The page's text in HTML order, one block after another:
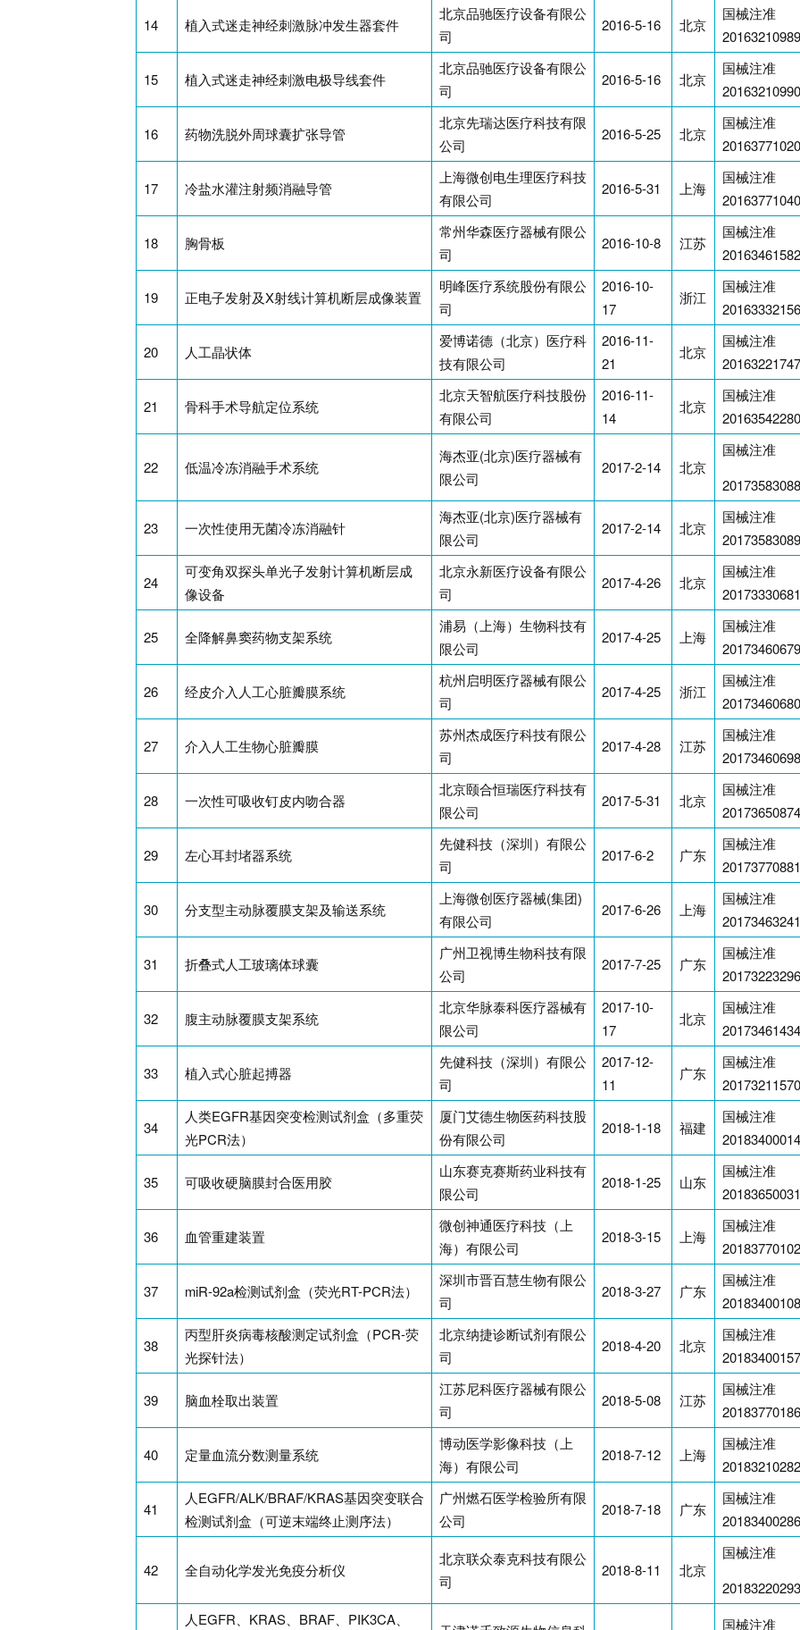
14 植入式迷走神经刺激脉冲发生器套件
北京品驰医疗设备有限公
司
2016-5-16 北京
国械注准
20163210989
15 植入式迷走神经刺激电极导线套件
北京品驰医疗设备有限公
司
2016-5-16 北京
国械注准
20163210990
16 药物洗脱外周球囊扩张导管
北京先瑞达医疗科技有限
公司
2016-5-25 北京
国械注准
20163771020
17 冷盐水灌注射频消融导管
上海微创电生理医疗科技
有限公司
2016-5-31 上海
国械注准
20163771040
18 胸骨板
常州华森医疗器械有限公
司
2016-10-8 江苏
国械注准
20163461582
19 正电子发射及X射线计算机断层成像装置
明峰医疗系统股份有限公
司
2016-10-
17
浙江
国械注准
20163332156
20 人工晶状体
爱博诺德（北京）医疗科
技有限公司
2016-11-
21
北京
国械注准
20163221747
21 骨科手术导航定位系统
北京天智航医疗科技股份
有限公司
2016-11-
14
北京
国械注准
20163542280
22 低温冷冻消融手术系统
海杰亚(北京)医疗器械有
限公司
2017-2-14 北京
国械注准
20173583088
23 一次性使用无菌冷冻消融针
海杰亚(北京)医疗器械有
限公司
2017-2-14 北京
国械注准
20173583089
24
可变角双探头单光子发射计算机断层成
像设备
北京永新医疗设备有限公
司
2017-4-26 北京
国械注准
20173330681
25 全降解鼻窦药物支架系统
浦易（上海）生物科技有
限公司
2017-4-25 上海
国械注准
20173460679
26 经皮介入人工心脏瓣膜系统
杭州启明医疗器械有限公
司
2017-4-25 浙江
国械注准
20173460680
27 介入人工生物心脏瓣膜
苏州杰成医疗科技有限公
司
2017-4-28 江苏
国械注准
20173460698
28 一次性可吸收钉皮内吻合器
北京颐合恒瑞医疗科技有
限公司
2017-5-31 北京
国械注准
20173650874
29 左心耳封堵器系统
先健科技（深圳）有限公
司
2017-6-2 广东
国械注准
20173770881
30 分支型主动脉覆膜支架及输送系统
上海微创医疗器械(集团)
有限公司
2017-6-26 上海
国械注准
20173463241
31 折叠式人工玻璃体球囊
广州卫视博生物科技有限
公司
2017-7-25 广东
国械注准
20173223296
32 腹主动脉覆膜支架系统
北京华脉泰科医疗器械有
限公司
2017-10-
17
北京
国械注准
20173461434
33 植入式心脏起搏器
先健科技（深圳）有限公
司
2017-12-
11
广东
国械注准
20173211570
34
人类EGFR基因突变检测试剂盒（多重荧
光PCR法）
厦门艾德生物医药科技股
份有限公司
2018-1-18 福建
国械注准
20183400014
35 可吸收硬脑膜封合医用胶
山东赛克赛斯药业科技有
限公司
2018-1-25 山东
国械注准
20183650031
36 血管重建装置
微创神通医疗科技（上
海）有限公司
2018-3-15 上海
国械注准
20183770102
37 miR-92a检测试剂盒（荧光RT-PCR法）
深圳市晋百慧生物有限公
司
2018-3-27 广东
国械注准
20183400108
38
丙型肝炎病毒核酸测定试剂盒（PCR-荧
光探针法）
北京纳捷诊断试剂有限公
司
2018-4-20 北京
国械注准
20183400157
39 脑血栓取出装置
江苏尼科医疗器械有限公
司
2018-5-08 江苏
国械注准
20183770186
40 定量血流分数测量系统
博动医学影像科技（上
海）有限公司
2018-7-12 上海
国械注准
20183210282
41
人EGFR/ALK/BRAF/KRAS基因突变联合
检测试剂盒（可逆末端终止测序法）
广州燃石医学检验所有限
公司
2018-7-18 广东
国械注准
20183400286
42 全自动化学发光免疫分析仪
北京联众泰克科技有限公
司
2018-8-11 北京
国械注准
20183220293
人EGFR、KRAS、BRAF、PIK3CA、
国械注准